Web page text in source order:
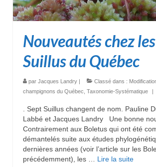
Nouveautés chez les
Suillus du Québec
par Jacques Landry Classé dans :
champignons du Québec Taxonomie-Systématique
. Sept Suillus changent de nom. Pauline
Labbé et Jacques Landry Une bonne
Contrairement aux Boletus qui ont été
démantelés suite aux études
dernières années (voir l’article sur les
précédemment), les … Lire la suite­­